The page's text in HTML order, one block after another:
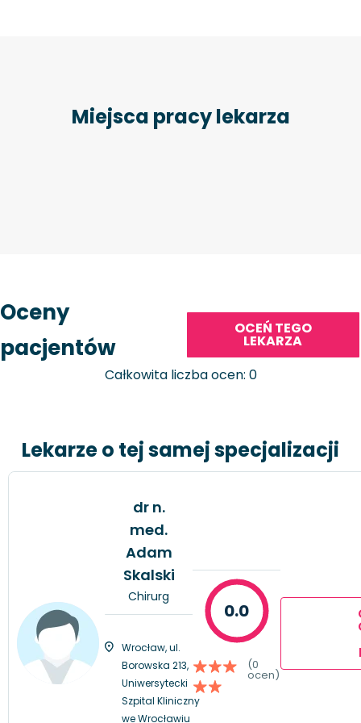
Miejsca pracy lekarza
Oceny
pacjentów
OCEŃ TEGO
LEKARZA
Całkowita liczba ocen: 0
Lekarze o tej samej specjalizacji
dr n.
med.
Adam
Skalski
Chirurg
Wrocław, ul.
Borowska 213,
Uniwersytecki
Szpital Kliniczny
we Wrocławiu
0.0
(0
ocen)